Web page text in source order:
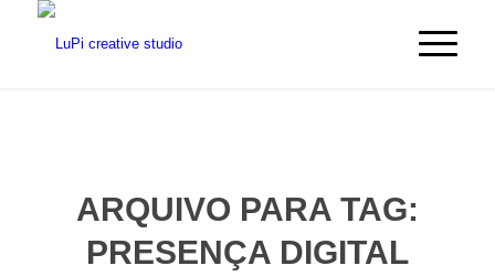
ARQUIVO PARA TAG:
PRESENÇA DIGITAL